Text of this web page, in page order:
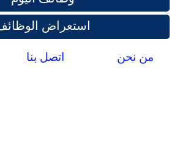
استعراض
من نحن اتصل بنا